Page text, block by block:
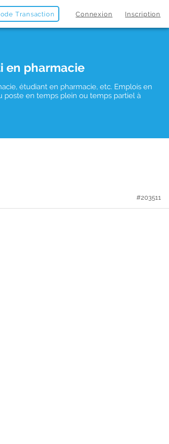
Transaction Connexion Inscription
en pharmacie
étudiant en pharmacie, etc. Emplois en
poste en temps plein ou temps partiel à
#203511